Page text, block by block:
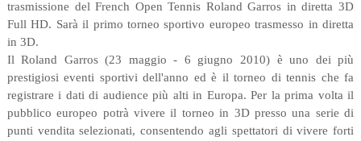
trasmissione del French Open Tennis Roland Garros in diretta 3D
Full HD. Sarà il primo torneo sportivo europeo trasmesso in diretta
in 3D.
Il Roland Garros (23 maggio - 6 giugno 2010) è uno dei più
prestigiosi eventi sportivi dell'anno ed è il torneo di tennis che fa
registrare i dati di audience più alti in Europa. Per la prima volta il
pubblico europeo potrà vivere il torneo in 3D presso una serie di
punti vendita selezionati, consentendo agli spettatori di vivere forti